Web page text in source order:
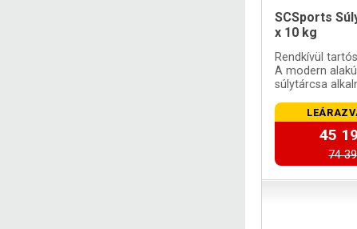
SCSports
x 10 kg
Rendkívül
A modern
súlytárcsa
45
74